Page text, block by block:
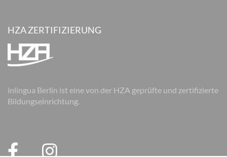
HZA ZERTIFIZIERUNG
inlingua Berlin ist eine von der HZA geprüfte und zertifizierte
Bildungseinrichtung.